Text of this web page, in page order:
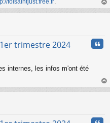
folsaintjust.free.fr.
au
trimestre 2024
internes, les infos m'ont été
au